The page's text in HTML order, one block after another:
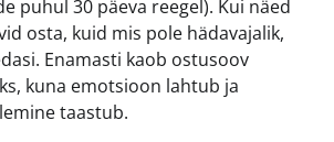
puhul 30 päeva reegel). Kui näed
osta, kuid mis pole hädavajalik,
Enamasti kaob ostusoov
kuna emotsioon lahtub ja
taastub.